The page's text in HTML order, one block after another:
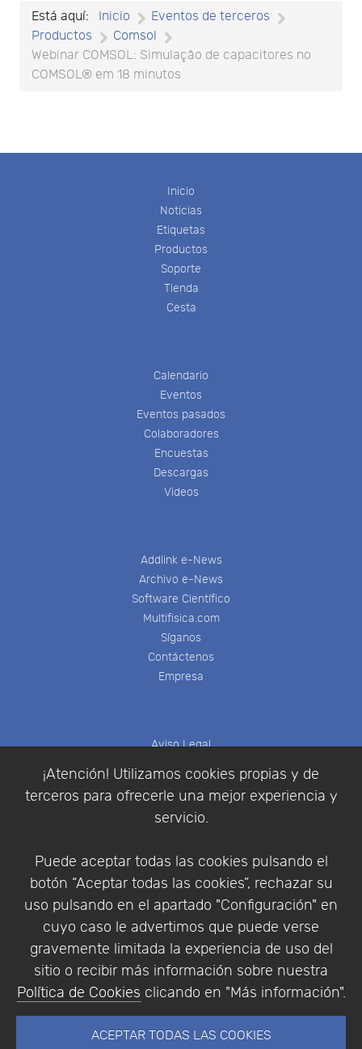
¡Atención! Utilizamos cookies propias y de
terceros para ofrecerle una mejor experiencia y
servicio.
Puede aceptar todas las cookies pulsando el
botón “Aceptar todas las cookies”, rechazar su
uso pulsando en el apartado "Configuración" en
cuyo caso le advertimos que puede verse
gravemente limitada la experiencia de uso del
sitio o recibir más información sobre nuestra
Política de Cookies clicando en "Más información".
ACEPTAR TODAS LAS COOKIES
Está aquí: Inicio
Eventos de terceros
Productos
Comsol
Webinar COMSOL: Simulação de capacitores no
COMSOL® em 18 minutos
Inicio
Noticias
Etiquetas
Productos
Soporte
Tienda
Cesta
Calendario
Eventos
Eventos pasados
Colaboradores
Encuestas
Descargas
Videos
Addlink e-News
Archivo e-News
Software Científico
Multifisica.com
Síganos
Contáctenos
Empresa
Aviso Legal
Política de Privacidad
Condiciones de compra
Identificarse
Empresa|Aviso Legal| Política de Privacidad |
Política de Cookies
© Copyright 1994 - 2026. Addlink Software
Científico, S.L.
Portugal.